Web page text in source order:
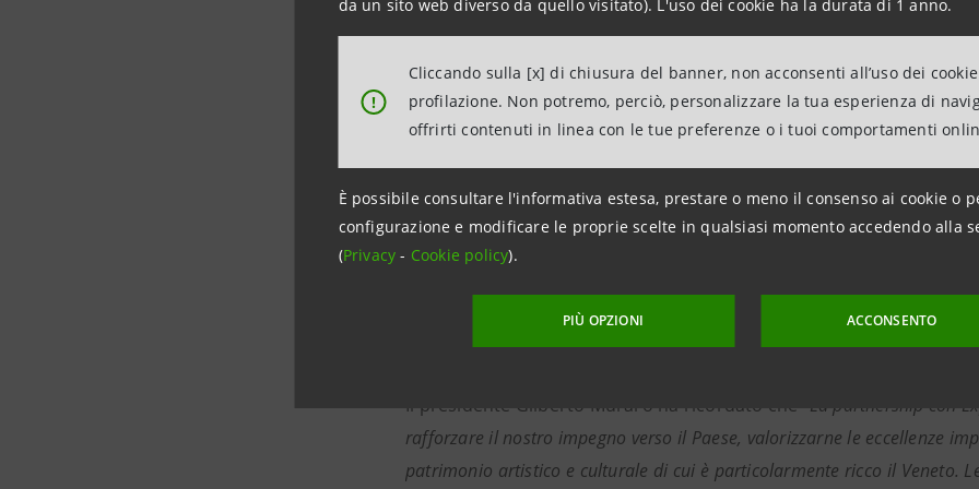
da un sito web diverso da quello visitato). L'uso dei cookie ha la durata di 1 anno.
!
Cliccando sulla [x] di chiusura del banner, non acconsenti all’uso dei
profilazione. Non potremo, perciò, personalizzare la tua esperienza di
offrirti contenuti in linea con le tue preferenze o i tuoi comportamenti
È possibile consultare l'informativa estesa, prestare o meno il consenso ai cookie o
configurazione e modificare le proprie scelte in qualsiasi momento accedendo alla
(Privacy- Cookie policy).
PIÙ OPZIONI ACCONSENTO
all’intrattenimento, con i principali musei e teatri del territorio.
impresa” che prevede la presenza di oltre 400 imprese del
Sanpaolo ha in Expo.
Al termine c’è stata la testimonianza del presidente di Unifarco,
di azienda del territorio di successo.
Nel pomeriggio si è tenuta la riunione del Consiglio di
iniziative a favore del bellunese, in particolare: il sostegno alla
che si terrà a fine agosto ad Auronzo di Cadore, un contributo al
Santuario”, itinerario musicale poetico e di conoscenza di luoghi
contributo a I Solisti Veneti per concerto che si terrà a Belluno a
Il presidente Gilberto Muraro ha ricordato che “La partnership con
rafforzare il nostro impegno verso il Paese, valorizzarne le eccellenze
patrimonio artistico e culturale di cui è particolarmente ricco il Veneto.